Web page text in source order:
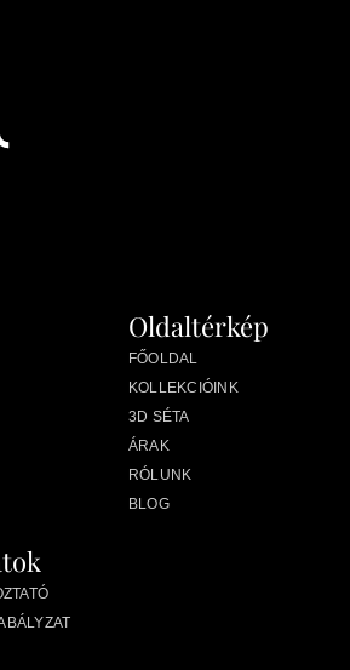
Oldaltérkép
FŐOLDAL
KOLLEKCIÓINK
3D SÉTA
ÁRAK
RÓLUNK
BLOG